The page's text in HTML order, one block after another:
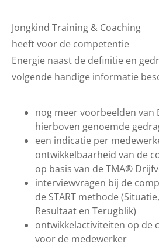
Jongkind Training & Coaching
heeft voor de competentie
Energie naast de definitie en
volgende handige informatie
nog meer voorbeelden van
hierboven genoemde
een indicatie per
ontwikkelbaarheid van de
op basis van de TMA®
interviewvragen bij de
de START methode
Resultaat en Terugblik)
ontwikkelactiviteiten op de
voor de medewerker